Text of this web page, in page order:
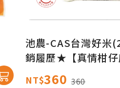
池農-CAS台灣好
銷履歷★【真情柑仔
NT$360 360